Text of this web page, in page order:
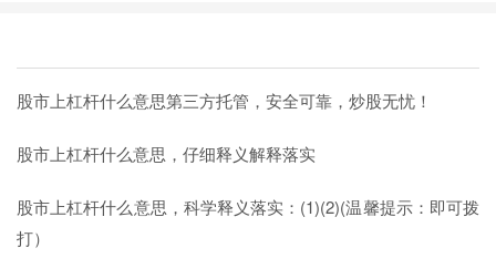
股市上杠杆什么意思第三方托管，安全可靠，炒股无忧！
股市上杠杆什么意思，仔细释义解释落实
股市上杠杆什么意思，科学释义落实：(1)(2)(温馨提示：即可拨
打）